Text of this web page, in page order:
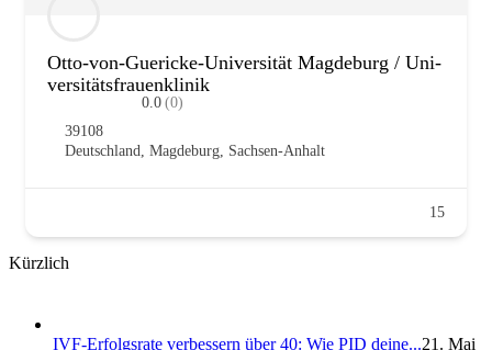
Otto-von-Gue­ri­­cke-Uni­­ver­­­si­­tät Mag­de­burg / Uni­
ver­si­täts­frau­en­kli­nik
0.0 (0)
39108
Deutsch­land, Mag­de­burg, Sach­sen-Anhalt
15
Kürzlich
IVF-Erfolgs­ra­te ver­bes­sern über 40: Wie PID dei­ne...21. Mai